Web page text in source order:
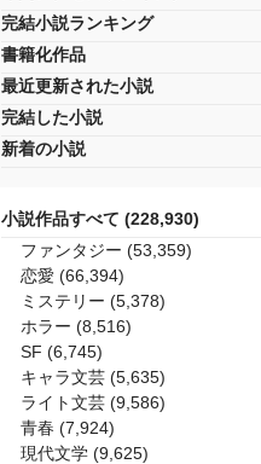
完結小説ランキング
書籍化作品
最近更新された小説
完結した小説
新着の小説
小説作品すべて (228,930)
ファンタジー (53,359)
恋愛 (66,394)
ミステリー (5,378)
ホラー (8,516)
SF (6,745)
キャラ文芸 (5,635)
ライト文芸 (9,586)
青春 (7,924)
現代文学 (9,625)